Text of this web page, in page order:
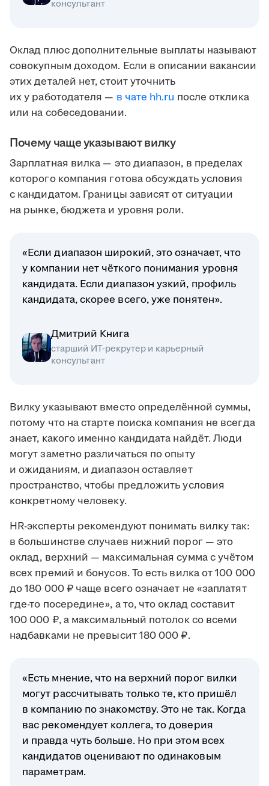
консультант
Оклад плюс дополнительные выплаты называют
совокупным доходом. Если в описании вакансии
этих деталей нет, стоит уточнить
их у работодателя — в чате hh.ru после отклика
или на собеседовании.
Почему чаще указывают вилку
Зарплатная вилка — это диапазон, в пределах
которого компания готова обсуждать условия
с кандидатом. Границы зависят от ситуации
на рынке, бюджета и уровня роли.
«Если диапазон широкий, это означает, что
у компании нет чёткого понимания уровня
кандидата. Если диапазон узкий, профиль
кандидата, скорее всего, уже понятен».
Дмитрий Книга
старший ИТ-рекрутер и карьерный
консультант
Вилку указывают вместо определённой суммы,
потому что на старте поиска компания не всегда
знает, какого именно кандидата найдёт. Люди
могут заметно различаться по опыту
и ожиданиям, и диапазон оставляет
пространство, чтобы предложить условия
конкретному человеку.
HR-эксперты рекомендуют понимать вилку так:
в большинстве случаев нижний порог — это
оклад, верхний — максимальная сумма с учётом
всех премий и бонусов. То есть вилка от 100 000
до 180 000 ₽ чаще всего означает не «заплатят
где-то посередине», а то, что оклад составит
100 000 ₽, а максимальный потолок со всеми
надбавками не превысит 180 000 ₽.
«Есть мнение, что на верхний порог вилки
могут рассчитывать только те, кто пришёл
в компанию по знакомству. Это не так. Когда
вас рекомендует коллега, то доверия
и правда чуть больше. Но при этом всех
кандидатов оценивают по одинаковым
параметрам.